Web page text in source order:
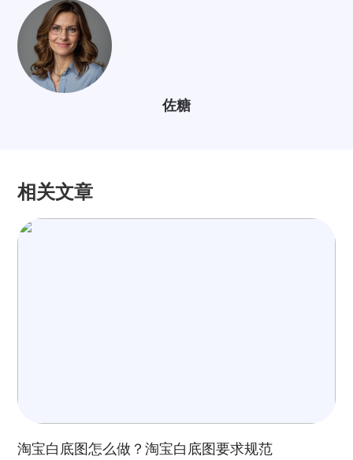
佐糖
相关文章
淘宝白底图怎么做？淘宝白底图要求规范